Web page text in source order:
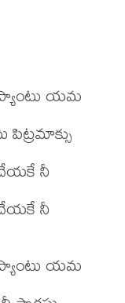
యమ
పిట్రమాక్సు
నీ
నీ
యమ